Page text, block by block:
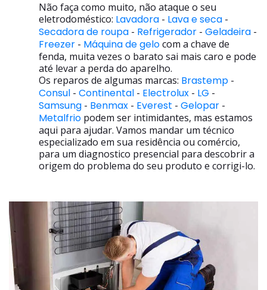
Não faça como muito, não ataque o seu
eletrodoméstico: Lavadora - Lava e seca -
Secadora de roupa - Refrigerador - Geladeira -
Freezer - Máquina de gelocom a chave de
fenda, muita vezes o barato sai mais caro e pode
até levar a perda do aparelho.
Os reparos de algumas marcas: Brastemp -
Consul - Continental - Electrolux - LG -
Samsung - Benmax - Everest - Gelopar -
Metalfrio podem ser intimidantes, mas estamos
aqui para ajudar. Vamos mandar um técnico
especializado em sua residência ou comércio,
para um diagnostico presencial para descobrir a
origem do problema do seu produto e corrigi-lo.